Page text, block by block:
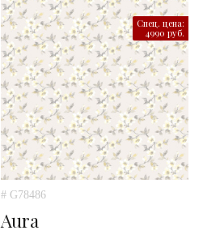
Спец. цена:
4990 руб.
# G78486
Aura